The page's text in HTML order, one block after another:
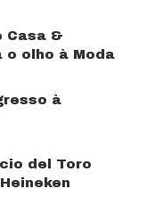
Casa &
o olho à Moda
à
del Toro